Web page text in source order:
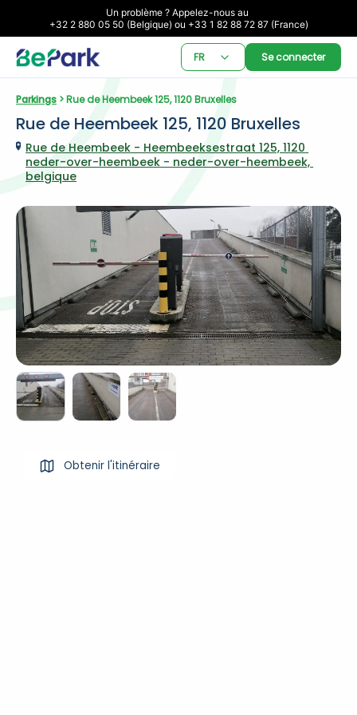
Un problème ? Appelez-nous au
+32 2 880 05 50 (Belgique) ou +33 1 82 88 72 87 (France)
FR Se connecter
Parkings > Rue de Heembeek 125, 1120 Bruxelles
Rue de Heembeek 125, 1120 Bruxelles
Rue de Heembeek - Heembeeksestraat 125, 1120
neder-over-heembeek - neder-over-heembeek,
belgique
Obtenir l'itinéraire